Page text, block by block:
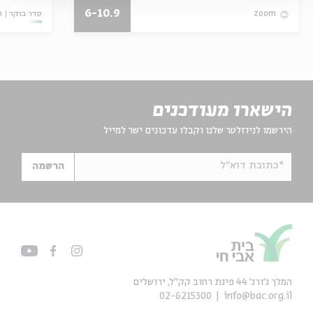
zoom
6-10.9 סדר בוקר
הישארו מעודכנים
הירשמו לניוזלטר שלנו וקבלו עדכונים ישר למייל
*כתובת דוא"ל הרשמה
המלך ג'ורג' 44 פינת רחוב קק״ל, ירושלים
info@bac.org.il
02-6215300